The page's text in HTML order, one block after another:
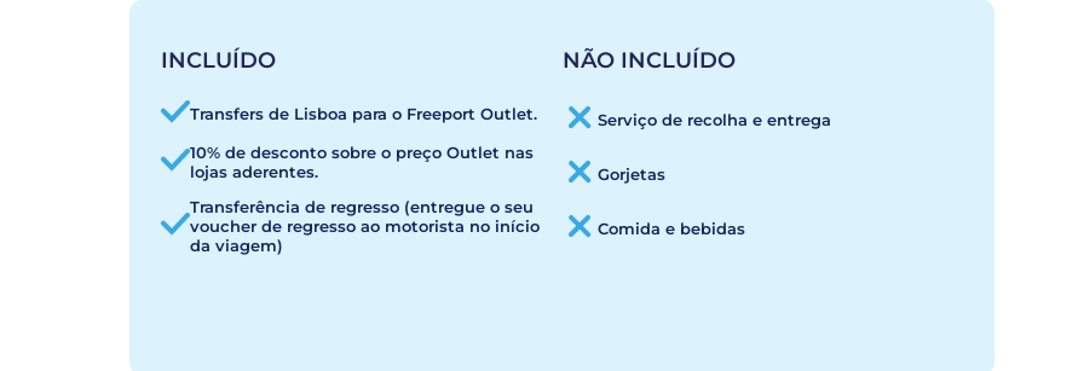
INCLUÍDO
Transfers de Lisboa para o Freeport Outlet.
10% de desconto sobre o preço Outlet nas
lojas aderentes.
Transferência de regresso (entregue o seu
voucher de regresso ao motorista no início
da viagem)
NÃO INCLUÍDO
Serviço de recolha e entrega
Gorjetas
Comida e bebidas